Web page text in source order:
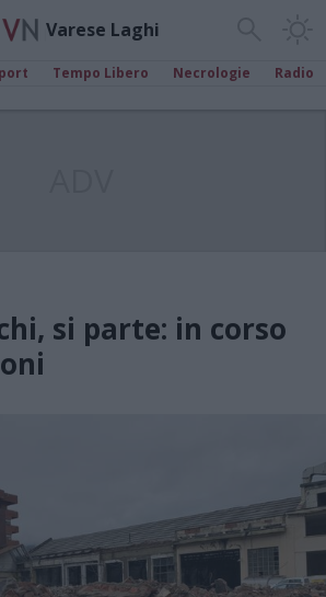
Varese Laghi
Tempo Libero Necrologie Radio
si parte: in corso